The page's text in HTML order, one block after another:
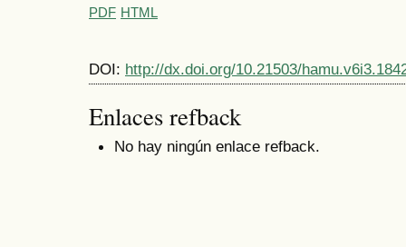
PDF HTML
DOI: http://dx.doi.org/10.21503/
Enlaces refback
No hay ningún enlace refback.